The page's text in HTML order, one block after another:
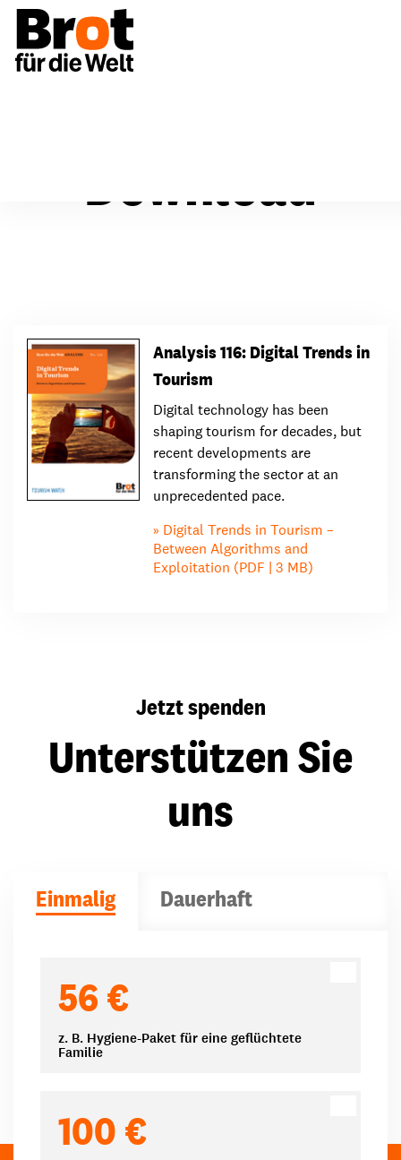
Download
Analysis 116: Digital Trends in
Tourism
Digital technology has been
shaping tourism for decades, but
recent developments are
transforming the sector at an
unprecedented pace.
Digital Trends in Tourism –
Between Algorithms and
Exploitation (PDF | 3 MB)
Jetzt spenden
Unterstützen Sie
uns
Einmalig Dauerhaft
56 €
z. B. Hygiene-Paket für eine geflüchtete
Familie
100 €